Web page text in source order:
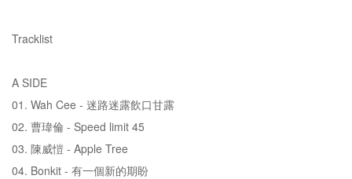
Tracklist
A SIDE
01. Wah Cee - 迷路迷露飲口甘露
02. 曹瑋倫 - Speed limit 45
03. 陳威愷 - Apple Tree
04. Bonkit - 有一個新的期盼